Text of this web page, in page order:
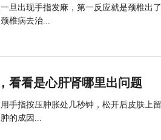
旦出现手指发麻，第一反应就是颈椎出
椎病去治...
看看是心肝肾哪里出问题
手指按压肿胀处几秒钟，松开后皮肤上
的成因...